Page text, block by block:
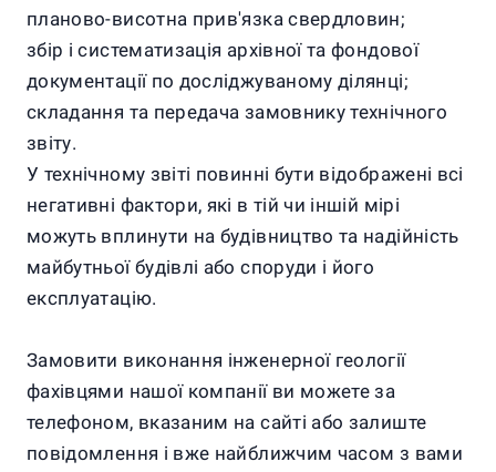
планово-висотна прив'язка свердловин;
збір і систематизація архівної та фондової
документації по досліджуваному ділянці;
складання та передача замовнику технічного
звіту.
У технічному звіті повинні бути відображені всі
негативні фактори, які в тій чи іншій мірі
можуть вплинути на будівництво та надійність
майбутньої будівлі або споруди і його
експлуатацію.
Замовити виконання інженерної геології
фахівцями нашої компанії ви можете за
телефоном, вказаним на сайті або залиште
повідомлення і вже найближчим часом з вами